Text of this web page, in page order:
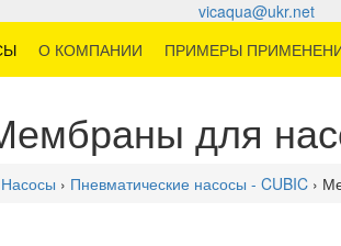
vicaqua@ukr.net
О КОМПАНИИ ПРИМЕРЫ
для
Насосы › Пневматические насосы - CUBIC›